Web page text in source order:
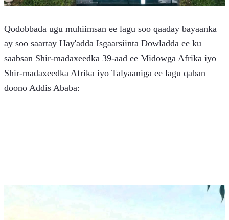
Qodobbada ugu muhiimsan ee lagu soo qaaday bayaanka
ay soo saartay Hay'adda Isgaarsiinta Dowladda ee ku
saabsan Shir-madaxeedka 39-aad ee Midowga Afrika iyo
Shir-madaxeedka Afrika iyo Talyaaniga ee lagu qaban
doono Addis Ababa: